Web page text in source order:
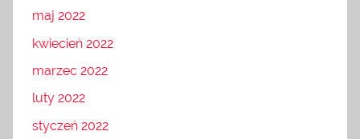
maj 2022
kwiecień 2022
marzec 2022
luty 2022
styczeń 2022